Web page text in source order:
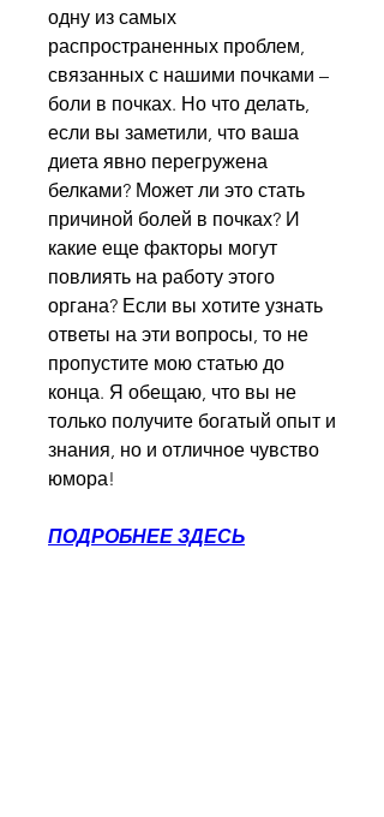
одну из самых
распространенных проблем,
связанных с нашими почками –
боли в почках. Но что делать,
если вы заметили, что ваша
диета явно перегружена
белками? Может ли это стать
причиной болей в почках? И
какие еще факторы могут
повлиять на работу этого
органа? Если вы хотите узнать
ответы на эти вопросы, то не
пропустите мою статью до
конца. Я обещаю, что вы не
только получите богатый опыт и
знания, но и отличное чувство
юмора!
ПОДРОБНЕЕ ЗДЕСЬ